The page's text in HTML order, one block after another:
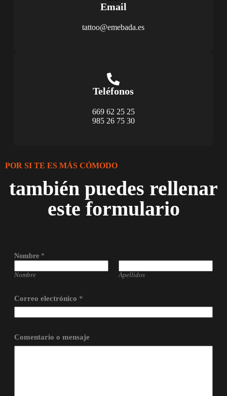
Email
tattoo@emebada.es
Teléfonos
669 62 25 25
985 26 75 30
POR SI TE ES MÁS CÓMODO
también puedes rellenar
este formulario
Nombre *
Nombre Apellidos
Correo electrónico *
Comentario o mensaje